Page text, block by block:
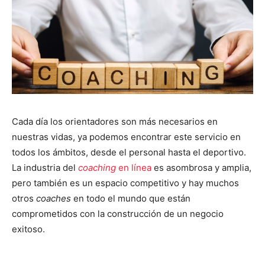
Cada día los orientadores son más necesarios en
nuestras vidas, ya podemos encontrar este servicio en
todos los ámbitos, desde el personal hasta el deportivo.
La industria del coaching en línea es asombrosa y amplia,
pero también es un espacio competitivo y hay muchos
otros coaches en todo el mundo que están
comprometidos con la construcción de un negocio
exitoso.